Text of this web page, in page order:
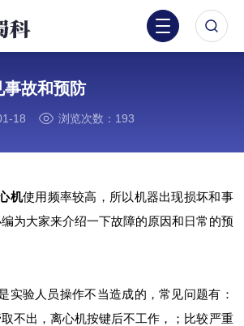
事故和预防
18 浏览次数：193
机使用频率较高，所以机器出现损坏和事
为大家来介绍一下故障的原因和日常的预
实验人员操作不当造成的，常见问题有：
不出，离心机按键后不工作，；比较严重